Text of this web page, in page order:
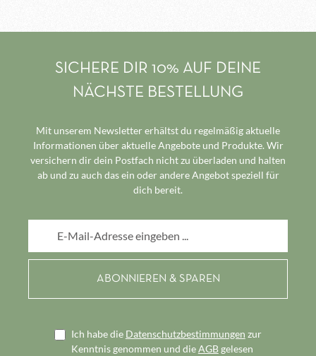
SICHERE DIR 10% AUF DEINE
NÄCHSTE BESTELLUNG
Mit unserem Newsletter erhältst du regelmäßig aktuelle
Informationen über aktuelle Angebote und Produkte. Wir
versichern dir dein Postfach nicht zu überladen und halten
ab und zu auch das ein oder andere Angebot speziell für
dich bereit.
Ich habe die Datenschutzbestimmungen zur
Kenntnis genommen und dieAGBgelesen